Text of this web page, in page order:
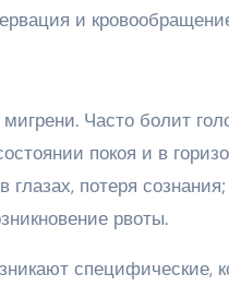
и
Часто болит
покоя и в
глазах, потеря сознания;
рвоты.
специфические,